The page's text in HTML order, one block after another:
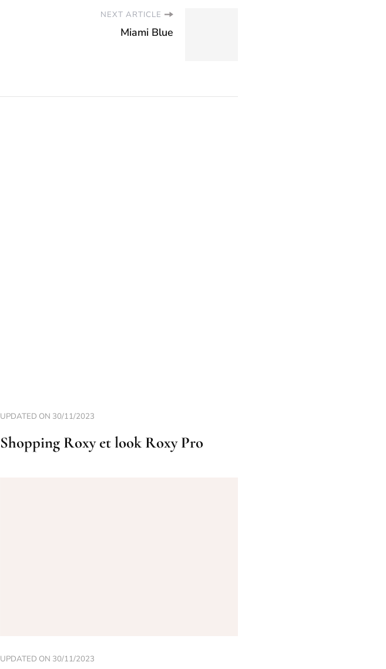
NEXT ARTICLE
Miami Blue
UPDATED ON 30/11/2023
Shopping Roxy et look Roxy Pro
UPDATED ON 30/11/2023